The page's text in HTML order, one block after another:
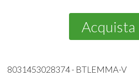
Acquista
8031453028374 - BTLEMMA-V